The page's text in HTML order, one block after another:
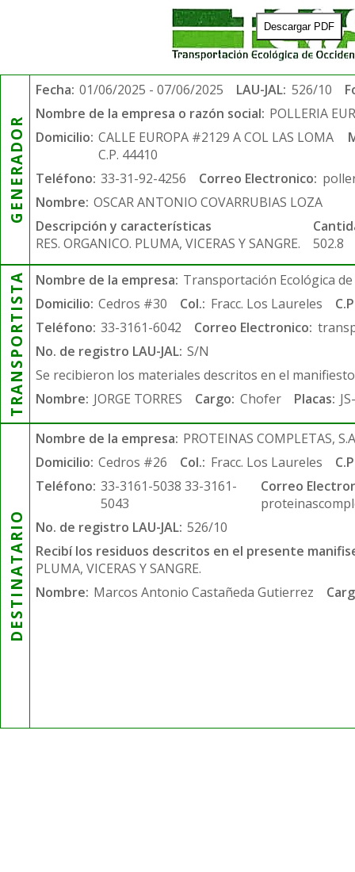
Descargar PDF
GENERADOR
Fecha: 01/06/2025 - 07/06/2025 LAU-JAL: 526/10
Nombre de la empresa o razón social: POLLERIA
Domicilio: CALLE EUROPA #2129 A COL LAS LOMA
C.P. 44410
Teléfono: 33-31-92-4256 Correo Electronico:
Nombre: OSCAR ANTONIO COVARRUBIAS LOZA
Descripción y características
RES. ORGANICO. PLUMA, VICERAS Y SANGRE.
502.8
TRANSPORTISTA Nombre de la empresa: Transportación Ecológica de
Domicilio: Cedros #30 Col.: Fracc. Los Laureles
Teléfono: 33-3161-6042 Correo Electronico:
No. de registro LAU-JAL: S/N
Se recibieron los materiales descritos en el
Nombre: JORGE TORRES Cargo: Chofer Placas:
DESTINATARIO
Nombre de la empresa: PROTEINAS COMPLETAS,
Domicilio: Cedros #26 Col.: Fracc. Los Laureles
Teléfono: 33-3161-5038 33-3161-
5043
Correo
No. de registro LAU-JAL: 526/10
Recibí los residuos descritos en el presente
PLUMA, VICERAS Y SANGRE.
Nombre: Marcos Antonio Castañeda Gutierrez